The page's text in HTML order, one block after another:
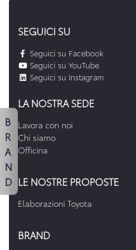
SEGUICI SU
Seguici su Facebook
Seguici su YouTube
Seguici su Instagram
LA NOSTRA SEDE
Lavora con noi
Chi siamo
Officina
LE NOSTRE PROPOSTE
Elaborazioni Toyota
BRAND
B
R
A
N
D